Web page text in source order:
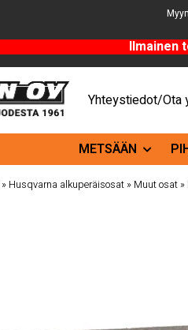
Ilmainen
Yhteystiedot/Ota
METSÄÄN
» Husqvarna alkuperäisosat » Muut osat »